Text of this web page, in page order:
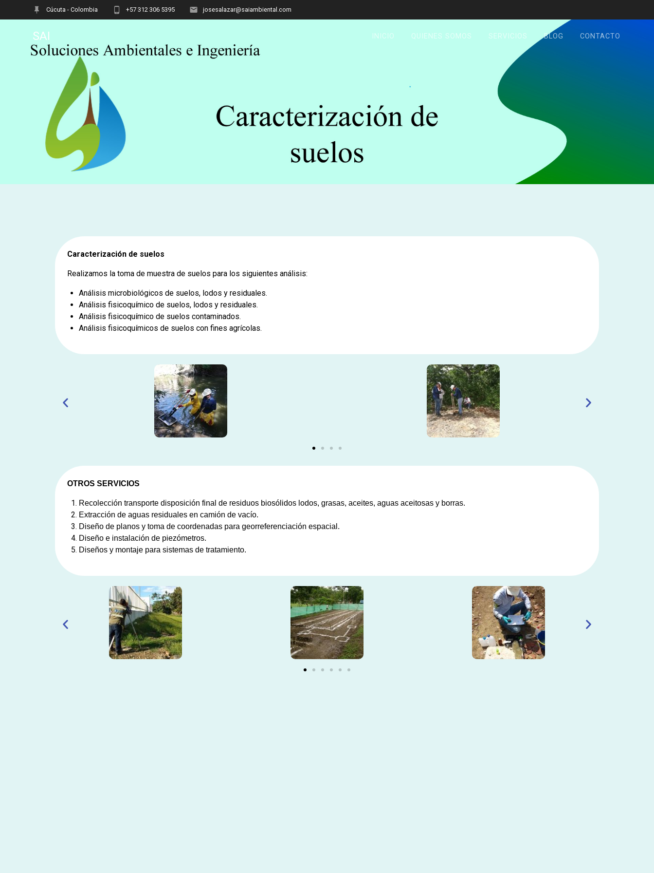
Cúcuta - Colombia +57 312 306 5395 josesalazar@saiambiental.com
SAI INICIO QUIENES SOMOS SERVICIOS BLOG CONTACTO
Caracterización de suelos
Realizamos la toma de muestra de suelos para los siguientes análisis:
Análisis microbiológicos de suelos, lodos y residuales.
Análisis fisicoquímico de suelos, lodos y residuales.
Análisis fisicoquímico de suelos contaminados.
Análisis fisicoquímicos de suelos con fines agrícolas.
OTROS SERVICIOS
Recolección transporte disposición final de residuos biosólidos lodos, grasas, aceites, aguas aceitosas y borras.
Extracción de aguas residuales en camión de vacío.
Diseño de planos y toma de coordenadas para georreferenciación espacial.
Diseño e instalación de piezómetros.
Diseños y montaje para sistemas de tratamiento.